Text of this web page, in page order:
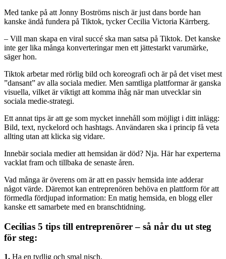
Med tanke på att Jonny Boströms nisch är just dans borde han
kanske ändå fundera på Tiktok, tycker Cecilia Victoria Kärrberg.
– Vill man skapa en viral succé ska man satsa på Tiktok. Det kanske
inte ger lika många konverteringar men ett jättestarkt varumärke,
säger hon.
Tiktok arbetar med rörlig bild och koreografi och är på det viset mest
”dansant” av alla sociala medier. Men samtliga plattformar är ganska
visuella, vilket är viktigt att komma ihåg när man utvecklar sin
sociala medie-strategi.
Ett annat tips är att ge som mycket innehåll som möjligt i ditt inlägg:
Bild, text, nyckelord och hashtags. Användaren ska i princip få veta
allting utan att klicka sig vidare.
Innebär sociala medier att hemsidan är död? Nja. Här har experterna
vacklat fram och tillbaka de senaste åren.
Vad många är överens om är att en passiv hemsida inte adderar
något värde. Däremot kan entreprenören behöva en plattform för att
förmedla fördjupad information: En matig hemsida, en blogg eller
kanske ett samarbete med en branschtidning.
Cecilias 5 tips till entreprenörer – så når du ut steg
för steg:
1. Ha en tydlig och smal nisch.